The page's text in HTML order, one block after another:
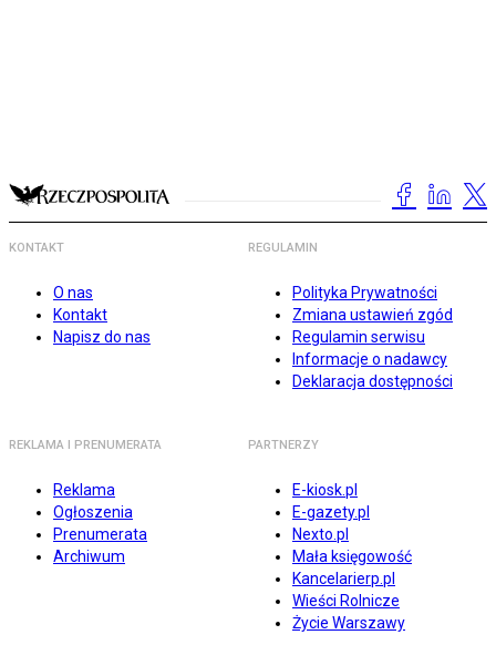
KONTAKT
O nas
Kontakt
Napisz do nas
REGULAMIN
Polityka Prywatności
Zmiana ustawień zgód
Regulamin serwisu
Informacje o nadawcy
Deklaracja dostępności
REKLAMA I PRENUMERATA
Reklama
Ogłoszenia
Prenumerata
Archiwum
PARTNERZY
E-kiosk.pl
E-gazety.pl
Nexto.pl
Mała księgowość
Kancelarierp.pl
Wieści Rolnicze
Życie Warszawy